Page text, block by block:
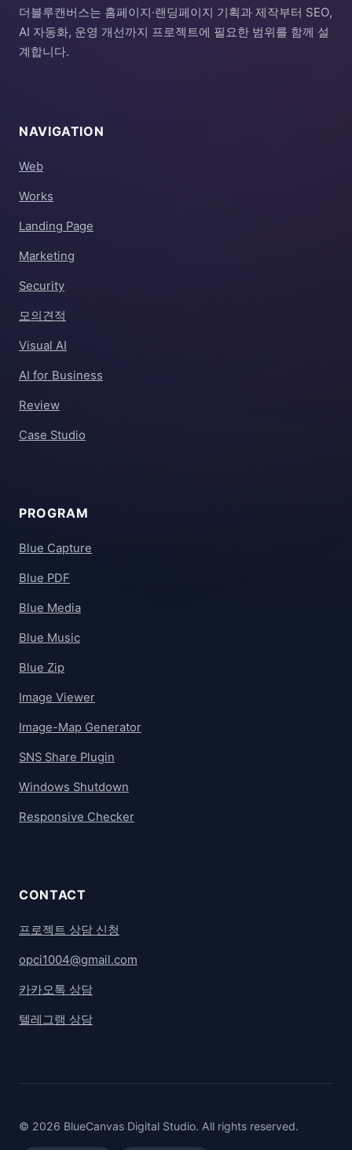
더블루캔버스는 홈페이지·랜딩페이지 기획과 제작부터 SEO,
AI 자동화, 운영 개선까지 프로젝트에 필요한 범위를 함께 설
계합니다.
NAVIGATION
Web
Works
Landing Page
Marketing
Security
모의견적
Visual AI
AI for Business
Review
Case Studio
PROGRAM
Blue Capture
Blue PDF
Blue Media
Blue Music
Blue Zip
Image Viewer
Image-Map Generator
SNS Share Plugin
Windows Shutdown
Responsive Checker
CONTACT
프로젝트 상담 신청
opci1004@gmail.com
카카오톡 상담
텔레그램 상담
© 2026 BlueCanvas Digital Studio. All rights reserved.